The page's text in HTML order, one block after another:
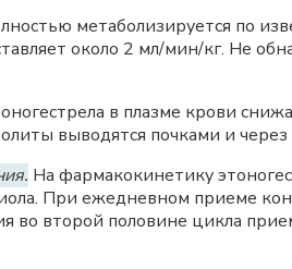
метаболизируется по
около 2 мл/мин/кг. Не
в плазме крови
выводятся почками и
На фармакокинетику
При ежедневном приеме
во второй половине цикла